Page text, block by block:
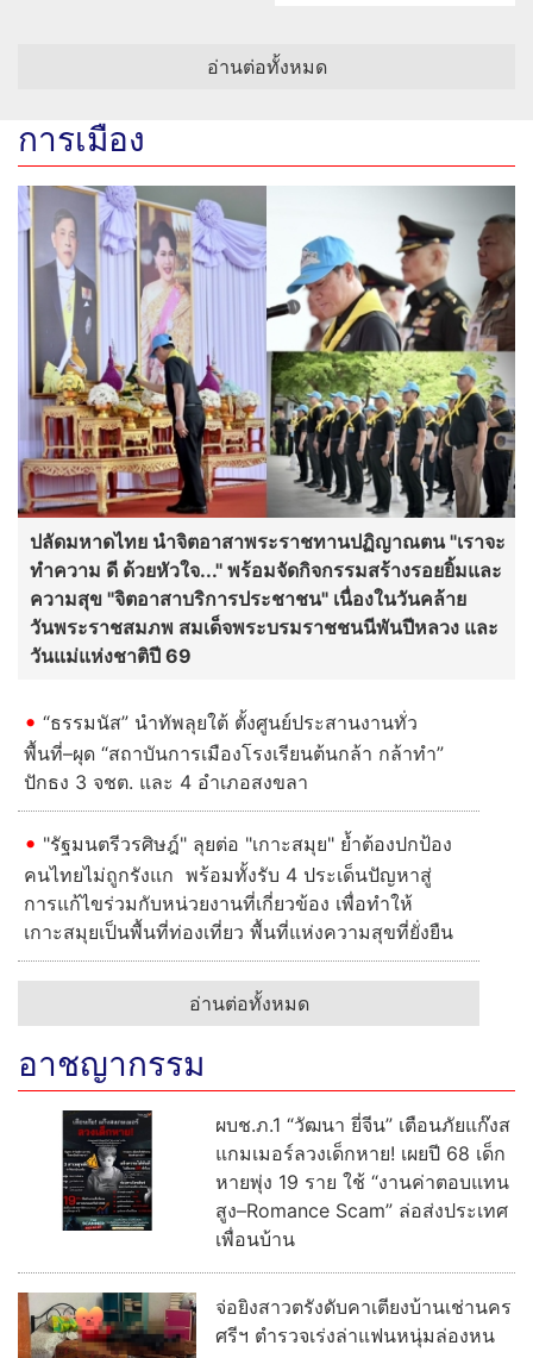
อ่านต่อทั้งหมด
การเมือง
ปลัดมหาดไทย นำจิตอาสาพระราชทานปฏิญาณตน "เราจะ
ทำความ ดี ด้วยหัวใจ..." พร้อมจัดกิจกรรมสร้างรอยยิ้มและ
ความสุข "จิตอาสาบริการประชาชน" เนื่องในวันคล้าย
วันพระราชสมภพ สมเด็จพระบรมราชชนนีพันปีหลวง และ
วันแม่แห่งชาติปี 69
“ธรรมนัส” นำทัพลุยใต้ ตั้งศูนย์ประสานงานทั่ว
พื้นที่–ผุด “สถาบันการเมืองโรงเรียนต้นกล้า กล้าทำ”
ปักธง 3 จชต. และ 4 อำเภอสงขลา
"รัฐมนตรีวรศิษฎ์" ลุยต่อ "เกาะสมุย" ย้ำต้องปกป้อง
คนไทยไม่ถูกรังแก พร้อมทั้งรับ 4 ประเด็นปัญหาสู่
การแก้ไขร่วมกับหน่วยงานที่เกี่ยวข้อง เพื่อทำให้
เกาะสมุยเป็นพื้นที่ท่องเที่ยว พื้นที่แห่งความสุขที่ยั่งยืน
อ่านต่อทั้งหมด
อาชญากรรม
ผบช.ภ.1 “วัฒนา ยี่จีน” เตือนภัยแก๊งส
แกมเมอร์ลวงเด็กหาย! เผยปี 68 เด็ก
หายพุ่ง 19 ราย ใช้ “งานค่าตอบแทน
สูง–Romance Scam” ล่อส่งประเทศ
เพื่อนบ้าน
จ่อยิงสาวตรังดับคาเตียงบ้านเช่านคร
ศรีฯ ตำรวจเร่งล่าแฟนหนุ่มล่องหน